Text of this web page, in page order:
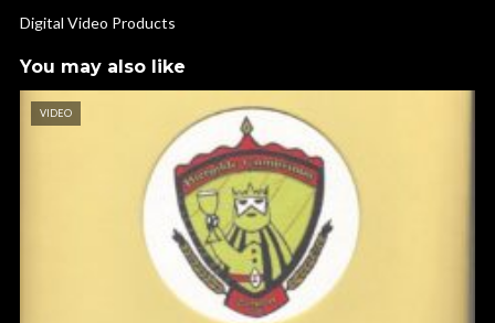
Digital Video Products
You may also like
VIDEO